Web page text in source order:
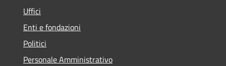
Uffici
Enti e fondazioni
Politici
Personale Amministrativo